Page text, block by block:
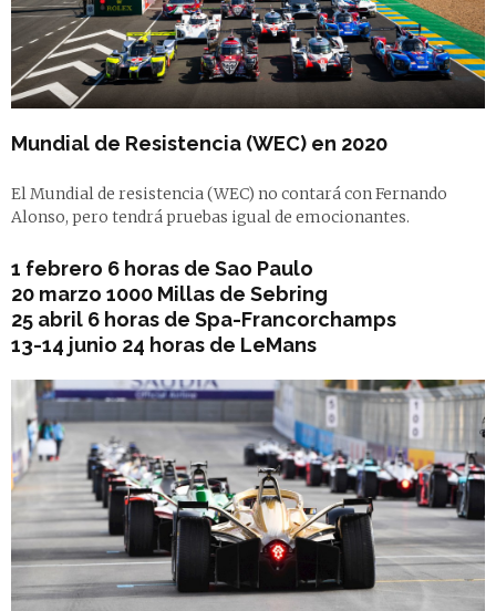
Mundial de Resistencia (WEC) en 2020
El Mundial de resistencia (WEC) no contará con Fernando
Alonso, pero tendrá pruebas igual de emocionantes.
1 febrero 6 horas de Sao Paulo
20 marzo 1000 Millas de Sebring
25 abril 6 horas de Spa-Francorchamps
13-14 junio 24 horas de LeMans